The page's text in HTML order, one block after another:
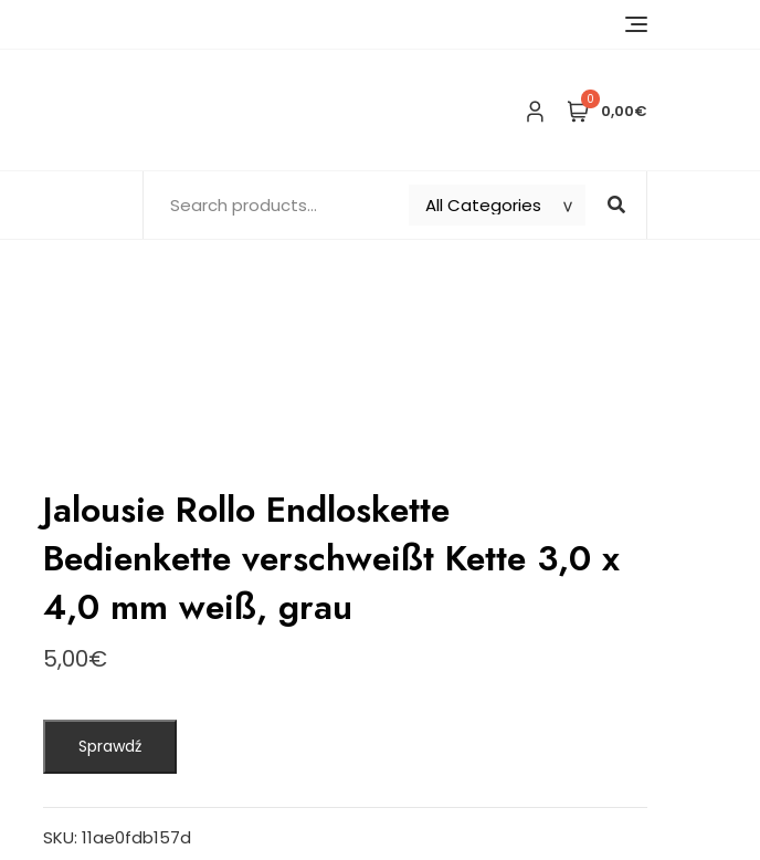
0
0,00€
Jalousie Rollo Endloskette
Bedienkette verschweißt Kette 3,0 x
4,0 mm weiß, grau
5,00€
Sprawdź
SKU: 11ae0fdb157d